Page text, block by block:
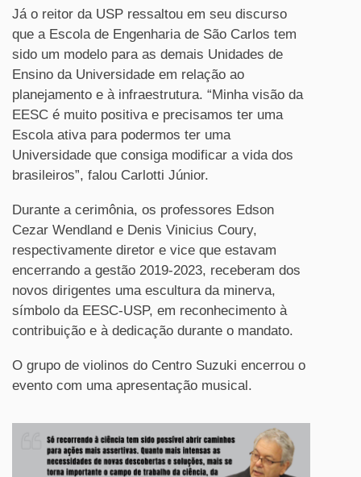
Já o reitor da USP ressaltou em seu discurso
que a Escola de Engenharia de São Carlos tem
sido um modelo para as demais Unidades de
Ensino da Universidade em relação ao
planejamento e à infraestrutura. “Minha visão da
EESC é muito positiva e precisamos ter uma
Escola ativa para podermos ter uma
Universidade que consiga modificar a vida dos
brasileiros”, falou Carlotti Júnior.
Durante a cerimônia, os professores Edson
Cezar Wendland e Denis Vinicius Coury,
respectivamente diretor e vice que estavam
encerrando a gestão 2019-2023, receberam dos
novos dirigentes uma escultura da minerva,
símbolo da EESC-USP, em reconhecimento à
contribuição e à dedicação durante o mandato.
O grupo de violinos do Centro Suzuki encerrou o
evento com uma apresentação musical.